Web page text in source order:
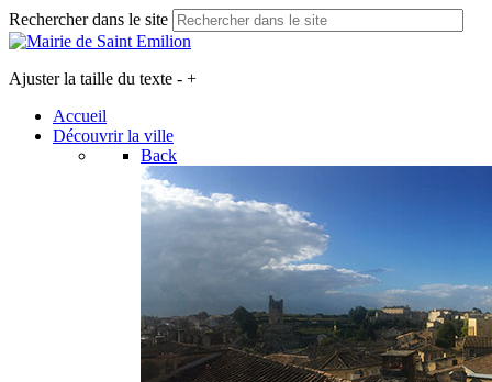
Rechercher dans le site
Ajuster la taille du texte - +
Accueil
Découvrir la ville
Back